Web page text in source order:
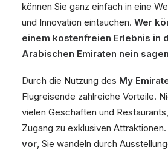
können Sie ganz einfach in eine
und Innovation eintauchen. Wer
einem kostenfreien Erlebnis in
Arabischen Emiraten nein
Durch die Nutzung des My
Flugreisende zahlreiche Vorteile.
vielen Geschäften und
Zugang zu exklusiven Attraktionen.
vor, Sie wandeln durch